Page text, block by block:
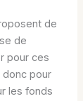
de
de
pour ces
pour
les fonds